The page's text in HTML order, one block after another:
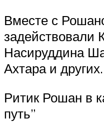
Вместе с
задействовали
Насируддина
Ахтара и других.
Ритик Рошан в
путь”